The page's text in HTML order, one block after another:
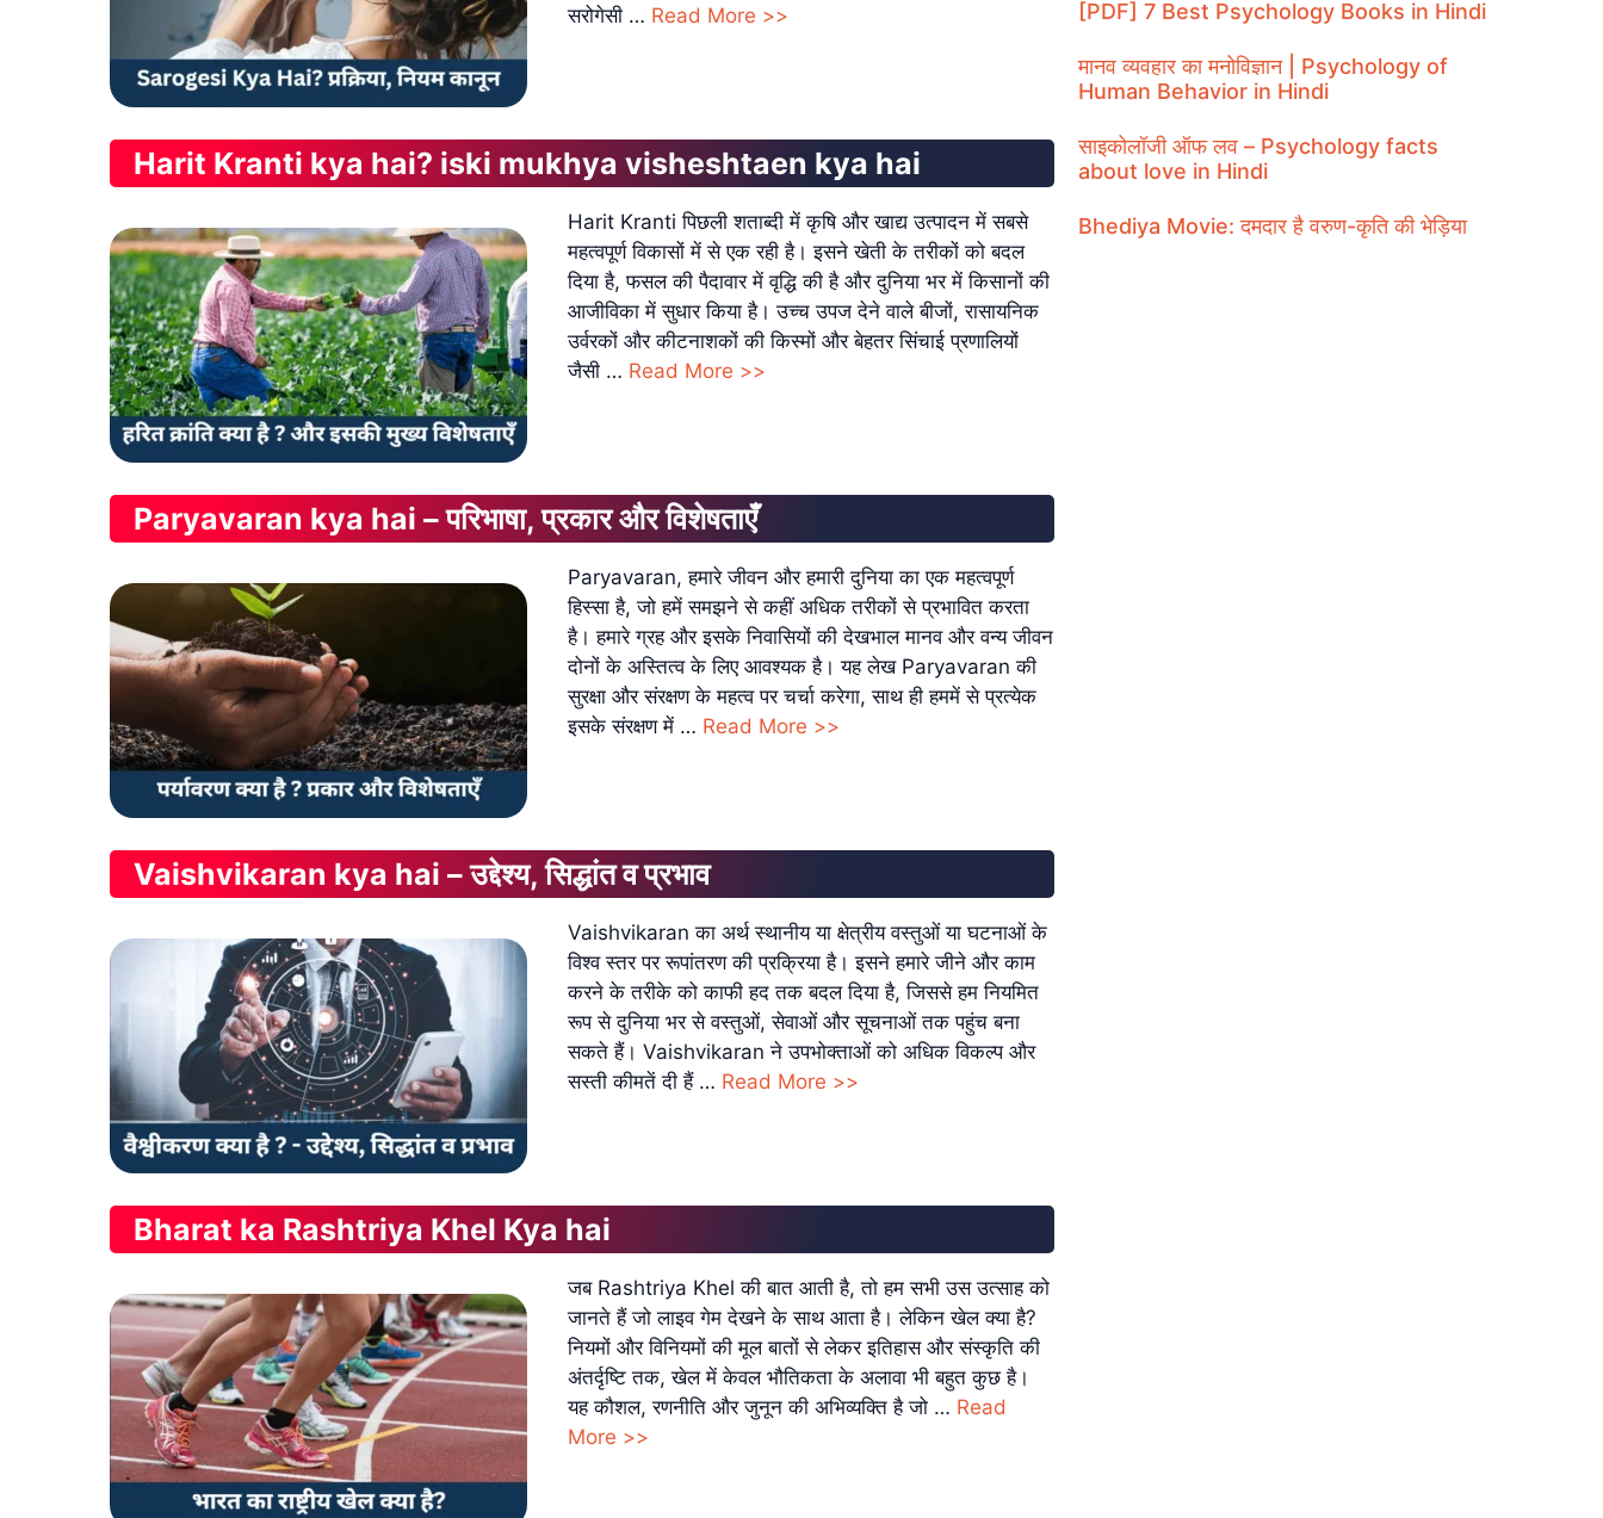
सरोगेसी … Read More >>
Harit Kranti kya hai? iski mukhya visheshtaen kya hai
Harit Kranti पिछली शताब्दी में कृषि और खाद्य उत्पादन में सबसे
महत्वपूर्ण विकासों में से एक रही है। इसने खेती के तरीकों को बदल
दिया है, फसल की पैदावार में वृद्धि की है और दुनिया भर में किसानों की
आजीविका में सुधार किया है। उच्च उपज देने वाले बीजों, रासायनिक
उर्वरकों और कीटनाशकों की किस्मों और बेहतर सिंचाई प्रणालियों
जैसी … Read More >>
Paryavaran kya hai – परिभाषा, प्रकार और विशेषताएँ
Paryavaran, हमारे जीवन और हमारी दुनिया का एक महत्वपूर्ण
हिस्सा है, जो हमें समझने से कहीं अधिक तरीकों से प्रभावित करता
है। हमारे ग्रह और इसके निवासियों की देखभाल मानव और वन्य जीवन
दोनों के अस्तित्व के लिए आवश्यक है। यह लेख Paryavaran की
सुरक्षा और संरक्षण के महत्व पर चर्चा करेगा, साथ ही हममें से प्रत्येक
इसके संरक्षण में … Read More >>
Vaishvikaran kya hai – उद्देश्य, सिद्धांत व प्रभाव
Vaishvikaran का अर्थ स्थानीय या क्षेत्रीय वस्तुओं या घटनाओं के
विश्व स्तर पर रूपांतरण की प्रक्रिया है। इसने हमारे जीने और काम
करने के तरीके को काफी हद तक बदल दिया है, जिससे हम नियमित
रूप से दुनिया भर से वस्तुओं, सेवाओं और सूचनाओं तक पहुंच बना
सकते हैं। Vaishvikaran ने उपभोक्ताओं को अधिक विकल्प और
सस्ती कीमतें दी हैं … Read More >>
Bharat ka Rashtriya Khel Kya hai
जब Rashtriya Khel की बात आती है, तो हम सभी उस उत्साह को
जानते हैं जो लाइव गेम देखने के साथ आता है। लेकिन खेल क्या है?
नियमों और विनियमों की मूल बातों से लेकर इतिहास और संस्कृति की
अंतर्दृष्टि तक, खेल में केवल भौतिकता के अलावा भी बहुत कुछ है।
यह कौशल, रणनीति और जुनून की अभिव्यक्ति है जो … Read
More >>
[PDF] 7 Best Psychology Books in Hindi
मानव व्यवहार का मनोविज्ञान | Psychology of
Human Behavior in Hindi
साइकोलॉजी ऑफ लव – Psychology facts
about love in Hindi
Bhediya Movie: दमदार है वरुण-कृति की भेड़िया